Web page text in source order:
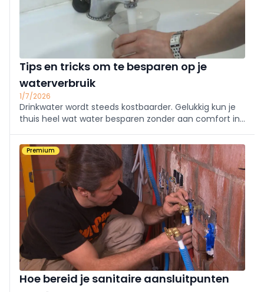
Tips en tricks om te besparen op je
waterverbruik
1/7/2026
Drinkwater wordt steeds kostbaarder. Gelukkig kun je
thuis heel wat water besparen zonder aan comfort in
keuken, wasplaats, het toilet en verlaag meteen je
waterfactuur.
Premium
Hoe bereid je sanitaire aansluitpunten